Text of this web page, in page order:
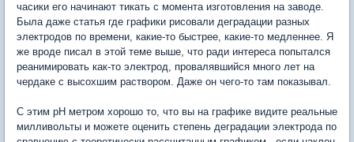
часики его начинают тикать с момента изготовления на заводе.
Была даже статья где графики рисовали деградации разных
электродов по времени, какие-то быстрее, какие-то медленнее. Я
же вроде писал в этой теме выше, что ради интереса попытался
реанимировать как-то электрод, провалявшийся много лет на
чердаке с высохшим раствором. Даже он чего-то там показывал.
С этим pH метром хорошо то, что вы на графике видите реальные
милливольты и можете оценить степень деградации электрода по